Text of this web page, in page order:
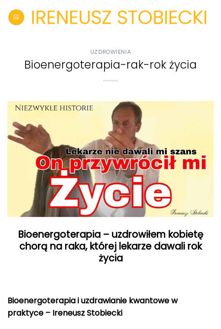
UZDROWIENIA
Bioenergoterapia-rak-rok życia
Bioenergoterapia – uzdrowiłem kobietę
chorą na raka, której lekarze dawali rok
życia
Bioenergoterapia i uzdrawianie kwantowe w
praktyce – Ireneusz Stobiecki